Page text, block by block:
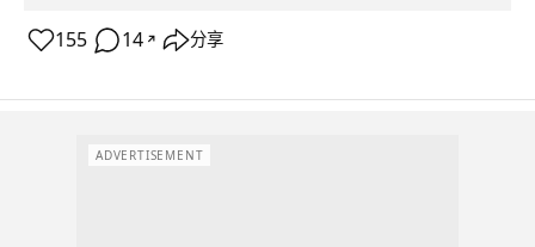
155 14 ↗ 分享
ADVERTISEMENT